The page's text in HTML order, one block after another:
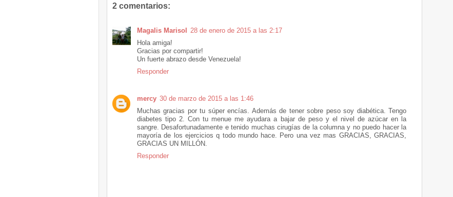
2 comentarios:
Magalis Marisol
28 de enero de 2015 a las 2:17
Hola amiga!
Gracias por compartir!
Un fuerte abrazo desde Venezuela!
Responder
mercy 30 de marzo de 2015 a las 1:46
Muchas gracias por tu súper encías. Además de tener sobre peso soy diabética. Tengo
diabetes tipo 2. Con tu menue me ayudara a bajar de peso y el nivel de azúcar en la
sangre. Desafortunadamente e tenido muchas cirugías de la columna y no puedo hacer la
mayoría de los ejercicios q todo mundo hace. Pero una vez mas GRACIAS, GRACIAS,
GRACIAS UN MILLÓN.
Responder